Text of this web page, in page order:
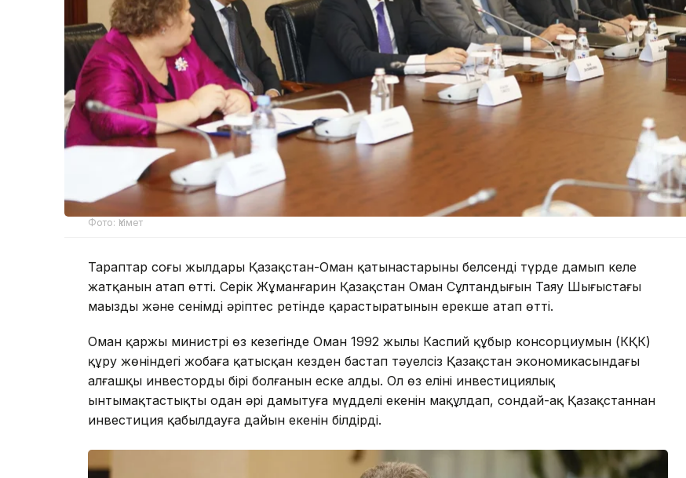
Фото: Үкімет
Тараптар соңғы жылдары Қазақстан-Оман қатынастарының белсенді түрде дамып келе
жатқанын атап өтті. Серік Жұманғарин Қазақстан Оман Сұлтандығын Таяу Шығыстағы
маңызды және сенімді әріптес ретінде қарастыратынын ерекше атап өтті.
Оман қаржы министрі өз кезегінде Оман 1992 жылы Каспий құбыр консорциумын (КҚК)
құру жөніндегі жобаға қатысқан кезден бастап тәуелсіз Қазақстан экономикасындағы
алғашқы инвестордың бірі болғанын еске алды. Ол өз елінің инвестициялық
ынтымақтастықты одан әрі дамытуға мүдделі екенін мақұлдап, сондай-ақ Қазақстаннан
инвестиция қабылдауға дайын екенін білдірді.